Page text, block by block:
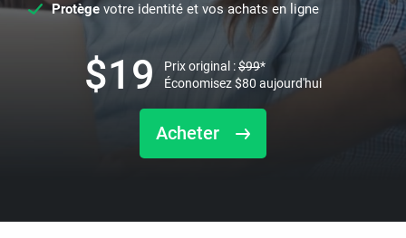
Protège votre identité et vos achats en ligne
Acheter
$19 Prix original :$99*
Économisez$80 aujourd'hui